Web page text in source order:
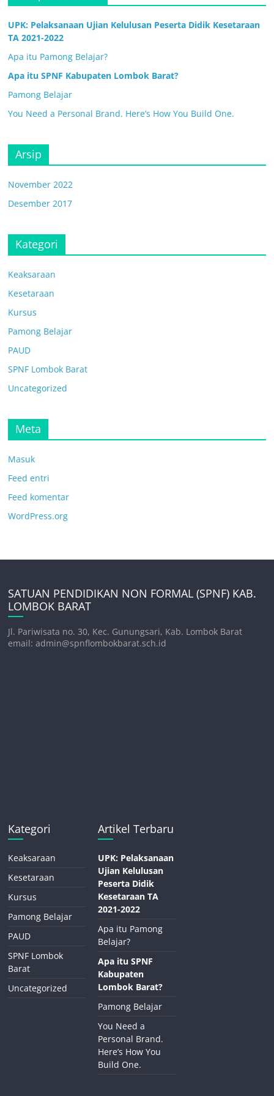
UPK: Pelaksanaan Ujian Kelulusan Peserta Didik Kesetaraan
TA 2021-2022
Apa itu Pamong Belajar?
Apa itu SPNF Kabupaten Lombok Barat?
Pamong Belajar
You Need a Personal Brand. Here’s How You Build One.
Arsip
November 2022
Desember 2017
Kategori
Keaksaraan
Kesetaraan
Kursus
Pamong Belajar
PAUD
SPNF Lombok Barat
Uncategorized
Meta
Masuk
Feed entri
Feed komentar
WordPress.org
SATUAN PENDIDIKAN NON FORMAL (SPNF) KAB.
LOMBOK BARAT
Jl. Pariwisata no. 30, Kec. Gunungsari, Kab. Lombok Barat
email: admin@spnflombokbarat.sch.id
Kategori
Keaksaraan
Kesetaraan
Kursus
Pamong Belajar
PAUD
SPNF Lombok
Barat
Uncategorized
Artikel Terbaru
UPK: Pelaksanaan
Ujian Kelulusan
Peserta Didik
Kesetaraan TA
2021-2022
Apa itu Pamong
Belajar?
Apa itu SPNF
Kabupaten
Lombok Barat?
Pamong Belajar
You Need a
Personal Brand.
Here’s How You
Build One.